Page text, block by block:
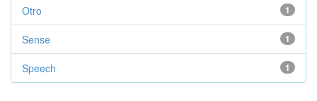
1
Otro
1
Sense
1
Speech